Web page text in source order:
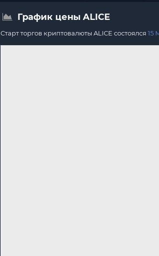
График цены ALICE
Старт торгов криптовалюты ALICE состоялся 15